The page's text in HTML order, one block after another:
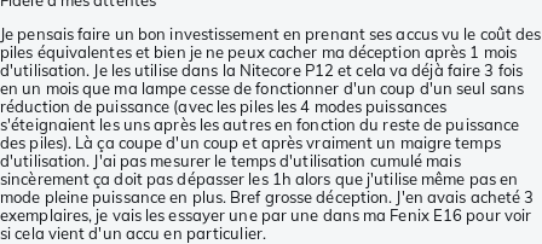
Je pensais faire un bon investissement en prenant ses accus vu le coût des
piles équivalentes et bien je ne peux cacher ma déception après 1 mois
d'utilisation. Je les utilise dans la Nitecore P12 et cela va déjà faire 3 fois
en un mois que ma lampe cesse de fonctionner d'un coup d'un seul sans
réduction de puissance (avec les piles les 4 modes puissances
s'éteignaient les uns après les autres en fonction du reste de puissance
des piles). Là ça coupe d'un coup et après vraiment un maigre temps
d'utilisation. J'ai pas mesurer le temps d'utilisation cumulé mais
sincèrement ça doit pas dépasser les 1h alors que j'utilise même pas en
mode pleine puissance en plus. Bref grosse déception. J'en avais acheté 3
exemplaires, je vais les essayer une par une dans ma Fenix E16 pour voir
si cela vient d'un accu en particulier.